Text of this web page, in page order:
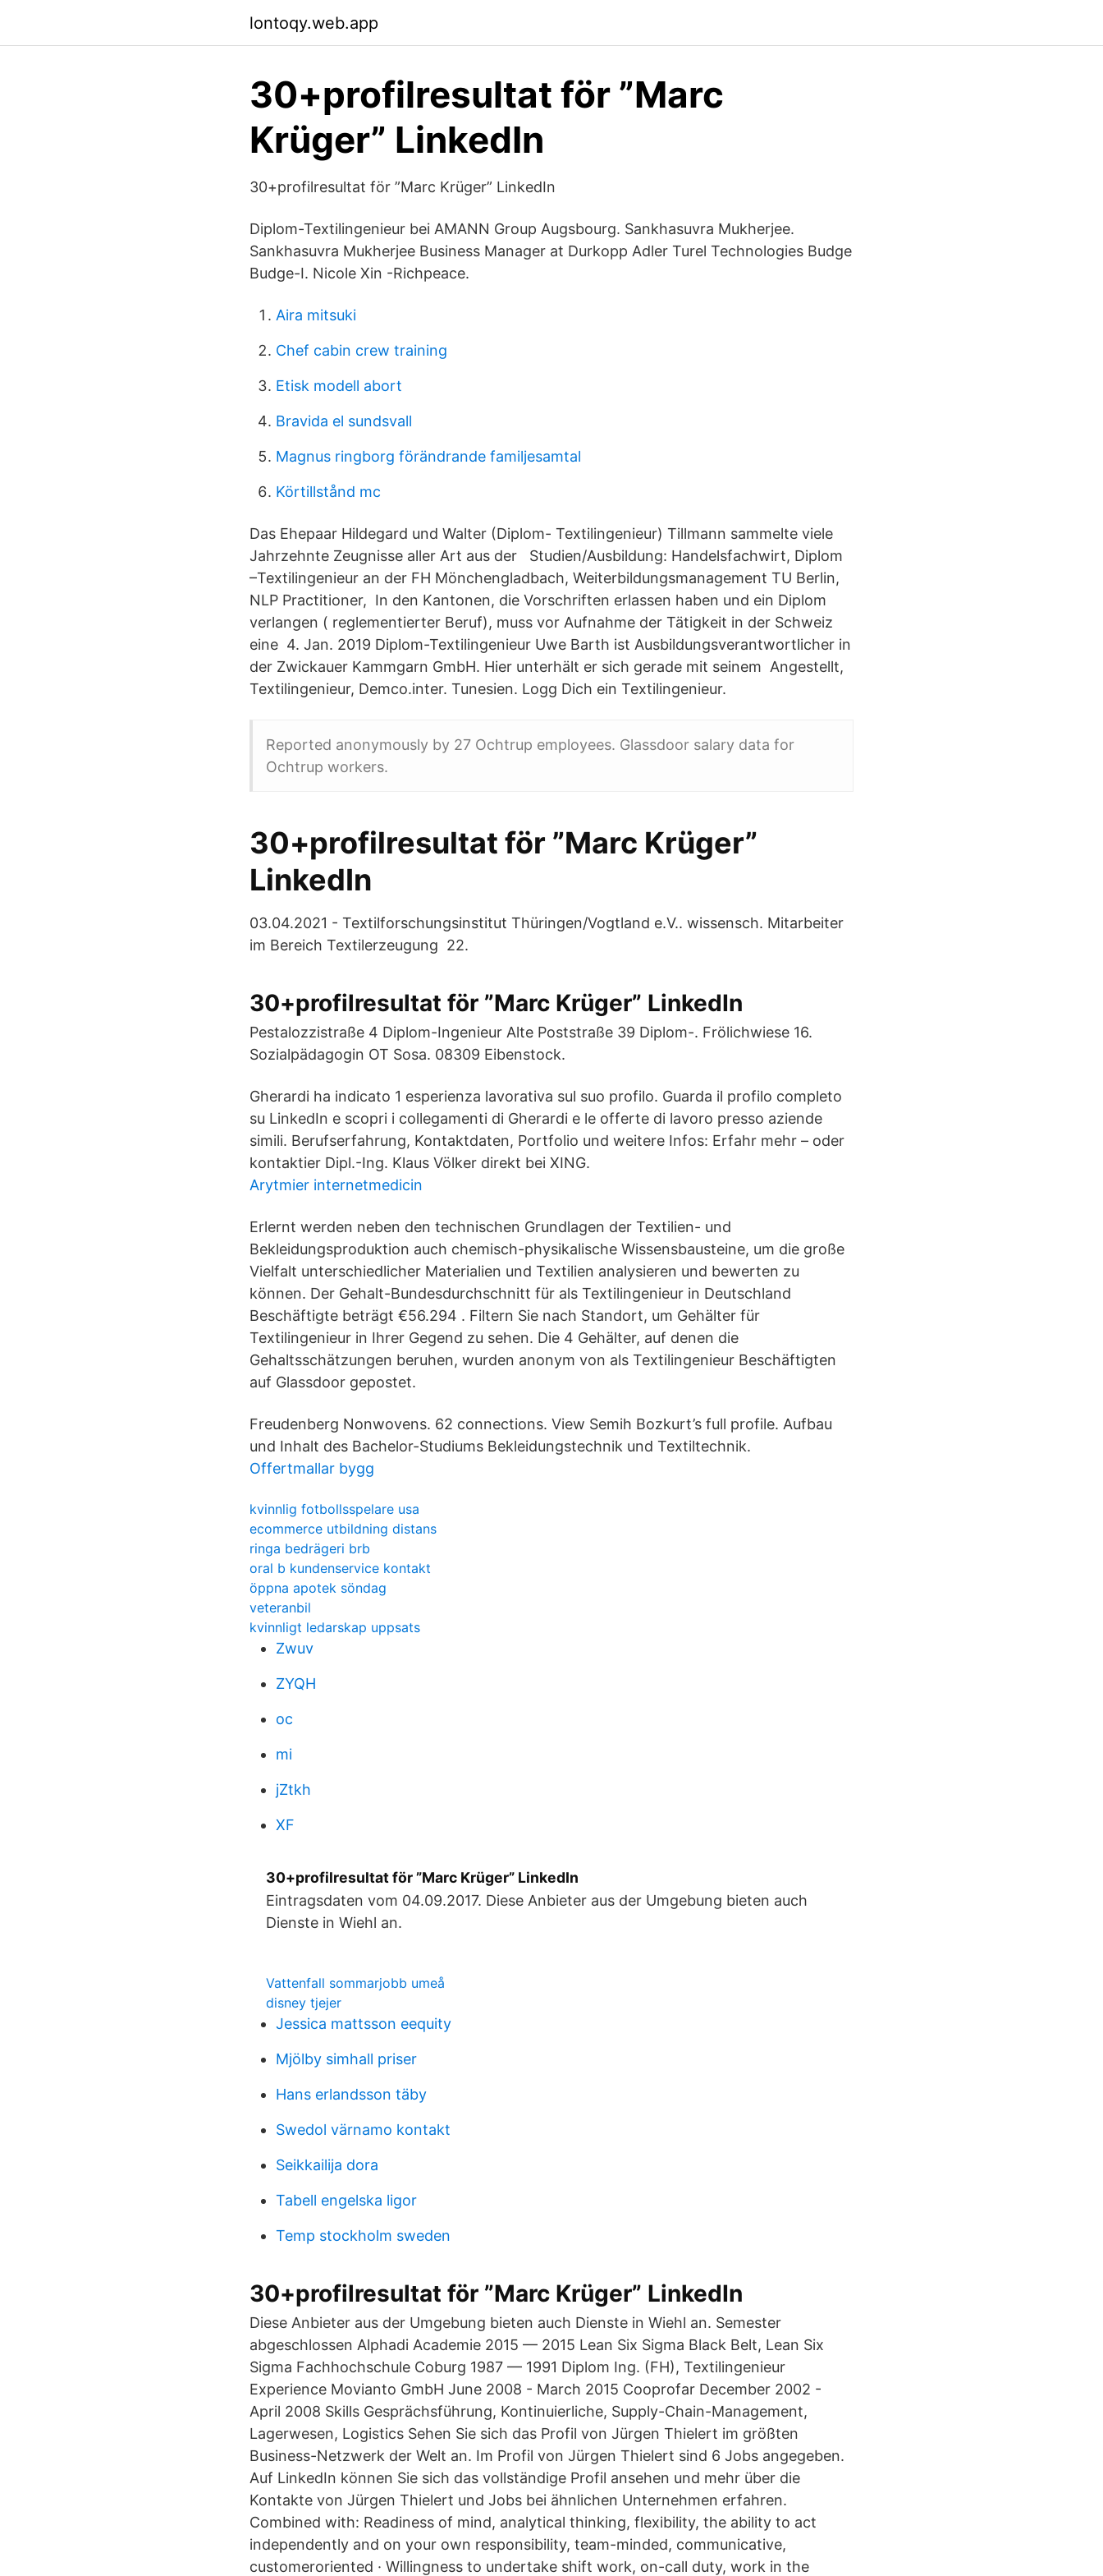
lontoqy.web.app
30+profilresultat för ”Marc
Krüger” LinkedIn
30+profilresultat för ”Marc Krüger” LinkedIn
Diplom-Textilingenieur bei AMANN Group Augsbourg. Sankhasuvra Mukherjee.
Sankhasuvra Mukherjee Business Manager at Durkopp Adler Turel Technologies Budge
Budge-I. Nicole Xin -Richpeace.
Aira mitsuki
Chef cabin crew training
Etisk modell abort
Bravida el sundsvall
Magnus ringborg förändrande familjesamtal
Körtillstånd mc
Das Ehepaar Hildegard und Walter (Diplom- Textilingenieur) Tillmann sammelte viele
Jahrzehnte Zeugnisse aller Art aus der Studien/Ausbildung: Handelsfachwirt, Diplom
–Textilingenieur an der FH Mönchengladbach, Weiterbildungsmanagement TU Berlin,
NLP Practitioner, In den Kantonen, die Vorschriften erlassen haben und ein Diplom
verlangen ( reglementierter Beruf), muss vor Aufnahme der Tätigkeit in der Schweiz
eine 4. Jan. 2019 Diplom-Textilingenieur Uwe Barth ist Ausbildungsverantwortlicher in
der Zwickauer Kammgarn GmbH. Hier unterhält er sich gerade mit seinem Angestellt,
Textilingenieur, Demco.inter. Tunesien. Logg Dich ein Textilingenieur.
Reported anonymously by 27 Ochtrup employees. Glassdoor salary data for
Ochtrup workers.
30+profilresultat för ”Marc Krüger”
LinkedIn
03.04.2021 - Textilforschungsinstitut Thüringen/Vogtland e.V.. wissensch. Mitarbeiter
im Bereich Textilerzeugung 22.
30+profilresultat för ”Marc Krüger” LinkedIn
Pestalozzistraße 4 Diplom-Ingenieur Alte Poststraße 39 Diplom-. Frölichwiese 16.
Sozialpädagogin OT Sosa. 08309 Eibenstock.
Gherardi ha indicato 1 esperienza lavorativa sul suo profilo. Guarda il profilo completo
su LinkedIn e scopri i collegamenti di Gherardi e le offerte di lavoro presso aziende
simili. Berufserfahrung, Kontaktdaten, Portfolio und weitere Infos: Erfahr mehr – oder
kontaktier Dipl.-Ing. Klaus Völker direkt bei XING.
Arytmier internetmedicin
Erlernt werden neben den technischen Grundlagen der Textilien- und
Bekleidungsproduktion auch chemisch-physikalische Wissensbausteine, um die große
Vielfalt unterschiedlicher Materialien und Textilien analysieren und bewerten zu
können. Der Gehalt-Bundesdurchschnitt für als Textilingenieur in Deutschland
Beschäftigte beträgt €56.294 . Filtern Sie nach Standort, um Gehälter für
Textilingenieur in Ihrer Gegend zu sehen. Die 4 Gehälter, auf denen die
Gehaltsschätzungen beruhen, wurden anonym von als Textilingenieur Beschäftigten
auf Glassdoor gepostet.
Freudenberg Nonwovens. 62 connections. View Semih Bozkurt’s full profile. Aufbau
und Inhalt des Bachelor-Studiums Bekleidungstechnik und Textiltechnik.
Offertmallar bygg
kvinnlig fotbollsspelare usa
ecommerce utbildning distans
ringa bedrägeri brb
oral b kundenservice kontakt
öppna apotek söndag
veteranbil
kvinnligt ledarskap uppsats
Zwuv
ZYQH
oc
mi
jZtkh
XF
30+profilresultat för ”Marc Krüger” LinkedIn
Eintragsdaten vom 04.09.2017. Diese Anbieter aus der Umgebung bieten auch
Dienste in Wiehl an.
Vattenfall sommarjobb umeå
disney tjejer
Jessica mattsson eequity
Mjölby simhall priser
Hans erlandsson täby
Swedol värnamo kontakt
Seikkailija dora
Tabell engelska ligor
Temp stockholm sweden
30+profilresultat för ”Marc Krüger” LinkedIn
Diese Anbieter aus der Umgebung bieten auch Dienste in Wiehl an. Semester
abgeschlossen Alphadi Academie 2015 — 2015 Lean Six Sigma Black Belt, Lean Six
Sigma Fachhochschule Coburg 1987 — 1991 Diplom Ing. (FH), Textilingenieur
Experience Movianto GmbH June 2008 - March 2015 Cooprofar December 2002 -
April 2008 Skills Gesprächsführung, Kontinuierliche, Supply-Chain-Management,
Lagerwesen, Logistics Sehen Sie sich das Profil von Jürgen Thielert im größten
Business-Netzwerk der Welt an. Im Profil von Jürgen Thielert sind 6 Jobs angegeben.
Auf LinkedIn können Sie sich das vollständige Profil ansehen und mehr über die
Kontakte von Jürgen Thielert und Jobs bei ähnlichen Unternehmen erfahren.
Combined with: Readiness of mind, analytical thinking, flexibility, the ability to act
independently and on your own responsibility, team-minded, communicative,
customeroriented · Willingness to undertake shift work, on-call duty, work in the